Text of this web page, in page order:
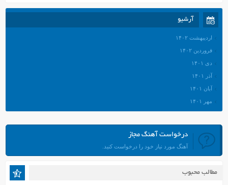
آرشیو
اردیبهشت ۱۴۰۲
فروردین ۱۴۰۲
دی ۱۴۰۱
آذر ۱۴۰۱
آبان ۱۴۰۱
مهر ۱۴۰۱
مرداد ۱۴۰۱
تیر ۱۴۰۱
فروردین ۱۴۰۱
درخواست آهنگ مجاز
آهنگ مورد نیاز خود را درخواست کنید.
مطالب محبوب